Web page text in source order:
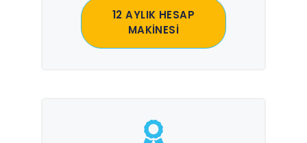
12 AYLIK HESAP
MAKİNESİ